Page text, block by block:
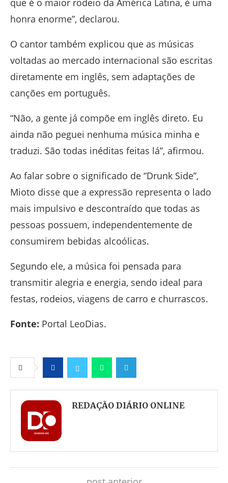
que é o maior rodeio da América Latina, é uma
honra enorme”, declarou.
O cantor também explicou que as músicas
voltadas ao mercado internacional são escritas
diretamente em inglês, sem adaptações de
canções em português.
“Não, a gente já compõe em inglês direto. Eu
ainda não peguei nenhuma música minha e
traduzi. São todas inéditas feitas lá”, afirmou.
Ao falar sobre o significado de “Drunk Side”,
Mioto disse que a expressão representa o lado
mais impulsivo e descontraído que todas as
pessoas possuem, independentemente de
consumirem bebidas alcoólicas.
Segundo ele, a música foi pensada para
transmitir alegria e energia, sendo ideal para
festas, rodeios, viagens de carro e churrascos.
Fonte: Portal LeoDias.
FacebookTwitter WhatsappTelegram
REDAÇÃO DIÁRIO ONLINE